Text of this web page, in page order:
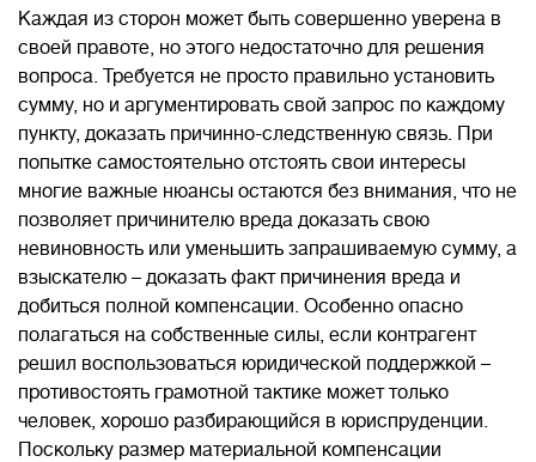
Каждая из сторон может быть совершенно уверена в
своей правоте, но этого недостаточно для решения
вопроса. Требуется не просто правильно установить
сумму, но и аргументировать свой запрос по каждому
пункту, доказать причинно-следственную связь. При
попытке самостоятельно отстоять свои интересы
многие важные нюансы остаются без внимания, что не
позволяет причинителю вреда доказать свою
невиновность или уменьшить запрашиваемую сумму, а
взыскателю – доказать факт причинения вреда и
добиться полной компенсации. Особенно опасно
полагаться на собственные силы, если контрагент
решил воспользоваться юридической поддержкой –
противостоять грамотной тактике может только
человек, хорошо разбирающийся в юриспруденции.
Поскольку размер материальной компенсации